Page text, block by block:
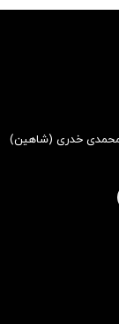
محمدی خدری (شاهین)